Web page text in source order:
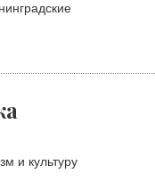
и культуру